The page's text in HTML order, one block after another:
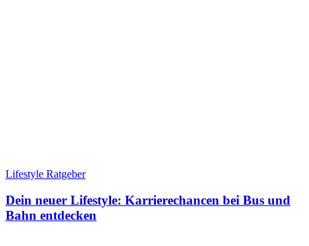
Lifestyle Ratgeber
Dein neuer Lifestyle: Karrierechancen bei Bus und
Bahn entdecken